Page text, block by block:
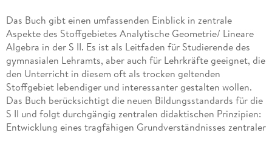
Das Buch gibt einen umfassenden Einblick in zentrale
Aspekte des Stoffgebietes Analytische Geometrie/ Lineare
Algebra in der S II. Es ist als Leitfaden für Studierende des
gymnasialen Lehramts, aber auch für Lehrkräfte geeignet, die
den Unterricht in diesem oft als trocken geltenden
Stoffgebiet lebendiger und interessanter gestalten wollen.
Das Buch berücksichtigt die neuen Bildungsstandards für die
S II und folgt durchgängig zentralen didaktischen Prinzipien:
Entwicklung eines tragfähigen Grundverständnisses zentraler